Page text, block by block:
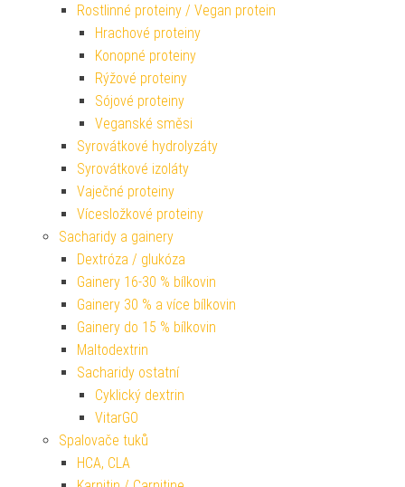
Rostlinné proteiny / Vegan protein
Hrachové proteiny
Konopné proteiny
Rýžové proteiny
Sójové proteiny
Veganské směsi
Syrovátkové hydrolyzáty
Syrovátkové izoláty
Vaječné proteiny
Vícesložkové proteiny
Sacharidy a gainery
Dextróza / glukóza
Gainery 16-30 % bílkovin
Gainery 30 % a více bílkovin
Gainery do 15 % bílkovin
Maltodextrin
Sacharidy ostatní
Cyklický dextrin
VitarGO
Spalovače tuků
HCA, CLA